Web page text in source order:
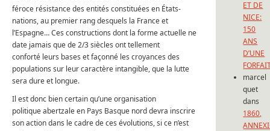
féroce résistance des entités constituées en États-
nations, au premier rang desquels la France et
l’Espagne… Ces constructions dont la forme actuelle ne
date jamais que de 2/3 siècles ont tellement
conforté leurs bases et façonné les croyances des
populations sur leur caractère intangible, que la lutte
sera dure et longue.
Il est donc bien certain qu’une organisation
politique abertzale en Pays Basque nord devra inscrire
son action dans le cadre de ces évolutions, si ce n’est
ET DE
NICE:
150
ANS
D’UNE
marcel
quet
dans
1860,